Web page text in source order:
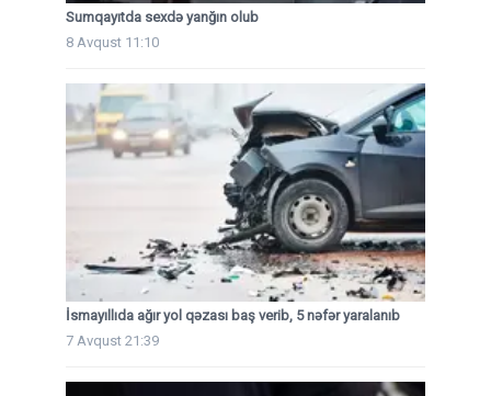
Sumqayıtda sexdə yanğın olub
8 Avqust 11:10
İsmayıllıda ağır yol qəzası baş verib, 5 nəfər yaralanıb
7 Avqust 21:39